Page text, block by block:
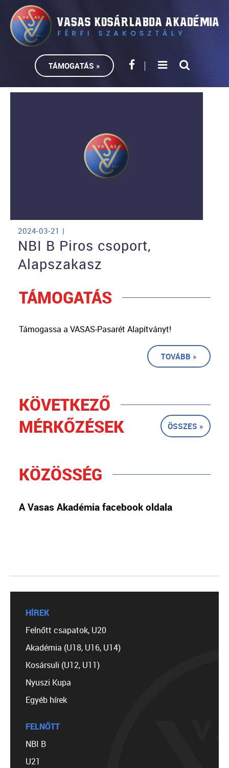
TÁMOGATÁS »
2024-03-21 |
NBI B Piros csoport,
Alapszakasz
TÁMOGATÁS
Támogassa a VASAS-Pasarét Alapítványt!
TOVÁBB »
KÖVETKEZŐ
MÉRKŐZÉSEK
ÖSSZES »
KÖZÖSSÉG
A Vasas Akadémia facebook oldala
HÍREK
Felnőtt csapatok, U20
Akadémia (U18, U16, U14)
Kosársuli (U12, U11)
Nyuszi Kupa
Egyéb hírek
FELNŐTT
NBI B
U21